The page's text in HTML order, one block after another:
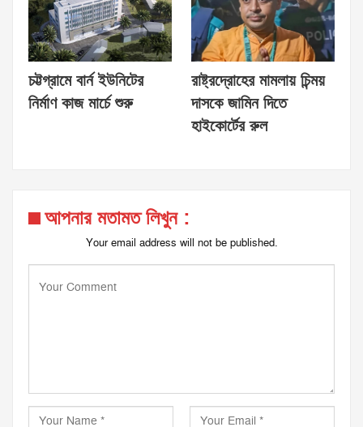
চট্টগ্রামে বার্ন ইউনিটের
নির্মাণ কাজ মার্চে শুরু
রাষ্ট্রদ্রোহের মামলায় চিন্ময়
দাসকে জামিন দিতে
হাইকোর্টের রুল
আপনার মতামত লিখুন :
Your email address will not be published.